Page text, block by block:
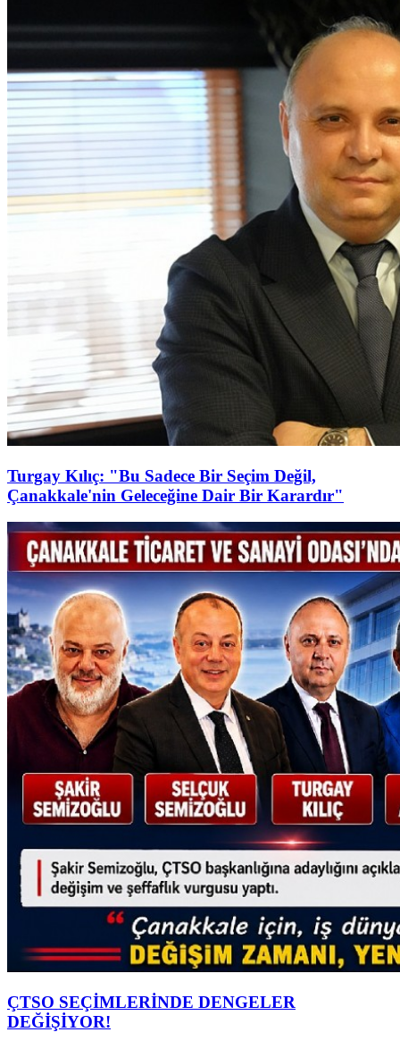
Turgay Kılıç: "Bu Sadece Bir Seçim Değil,
Çanakkale'nin Geleceğine Dair Bir Karardır"
ÇTSO SEÇİMLERİNDE DENGELER
DEĞİŞİYOR!